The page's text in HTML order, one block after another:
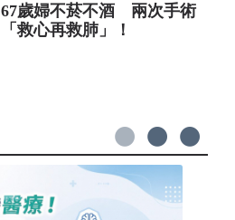
67歲婦不菸不酒 兩次手術
「救心再救肺」！